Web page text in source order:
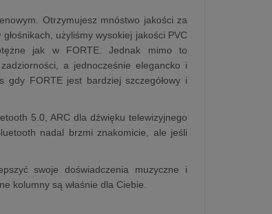
Otrzymujesz mnóstwo jakości za
użyliśmy wysokiej jakości PVC
jak w FORTE. Jednak mimo to
a jednocześnie elegancko i
gdy FORTE jest bardziej szczegółowy i
5.0, ARC dla dźwięku telewizyjnego
nadal brzmi znakomicie, ale jeśli
swoje doświadczenia muzyczne i
kolumny są właśnie dla Ciebie.